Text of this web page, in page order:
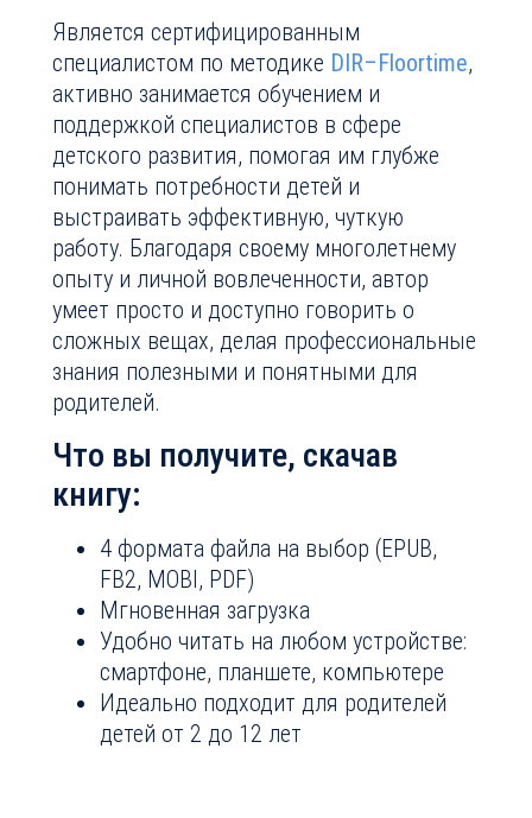
Является сертифицированным
специалистом по методике DIR–Floortime,
активно занимается обучением и
поддержкой специалистов в сфере
детского развития, помогая им глубже
понимать потребности детей и
выстраивать эффективную, чуткую
работу. Благодаря своему многолетнему
опыту и личной вовлеченности, автор
умеет просто и доступно говорить о
сложных вещах, делая профессиональные
знания полезными и понятными для
родителей.
Что вы получите, скачав
книгу:
4 формата файла на выбор (EPUB,
FB2, MOBI, PDF)
Мгновенная загрузка
Удобно читать на любом устройстве:
смартфоне, планшете, компьютере
Идеально подходит для родителей
детей от 2 до 12 лет